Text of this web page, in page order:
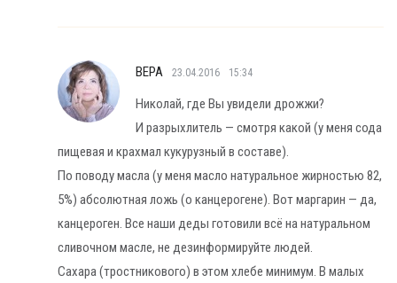
ВЕРА 23.04.2016 15:34
Николай, где Вы увидели дрожжи?
И разрыхлитель — смотря какой (у меня сода
пищевая и крахмал кукурузный в составе).
По поводу масла (у меня масло натуральное жирностью 82,
5%) абсолютная ложь (о канцерогене). Вот маргарин — да,
канцероген. Все наши деды готовили всё на натуральном
сливочном масле, не дезинформируйте людей.
Сахара (тростникового) в этом хлебе минимум. В малых